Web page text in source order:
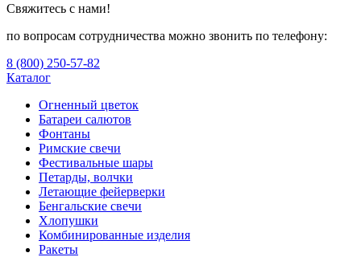
Свяжитесь с нами!
по вопросам сотрудничества можно звонить по телефону:
8 (800) 250-57-82
Каталог
Огненный цветок
Батареи салютов
Фонтаны
Римские свечи
Фестивальные шары
Петарды, волчки
Летающие фейерверки
Бенгальские свечи
Хлопушки
Комбинированные изделия
Ракеты